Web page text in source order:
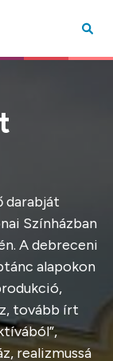
darabját
Színházban
A debreceni
alapokon
tovább írt
realizmussá